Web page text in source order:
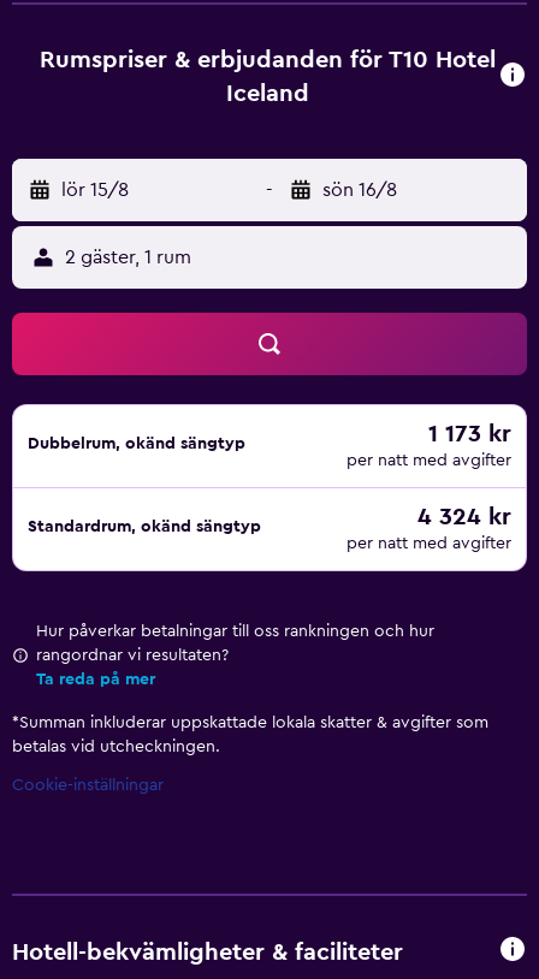
Rumspriser & erbjudanden för T10 Hotel
Iceland
lör 15/8 - sön 16/8
2 gäster, 1 rum
Dubbelrum, okänd sängtyp 1 173 kr
per natt med avgifter
Standardrum, okänd sängtyp 4 324 kr
per natt med avgifter
Hur påverkar betalningar till oss rankningen och hur
rangordnar vi resultaten?
Ta reda på mer
*Summan inkluderar uppskattade lokala skatter & avgifter som
betalas vid utcheckningen.
Cookie-inställningar
Hotell-bekvämligheter & faciliteter